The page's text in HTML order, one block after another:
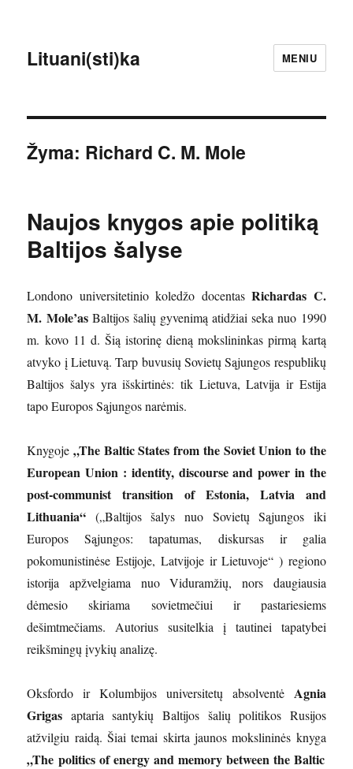
Lituani(sti)ka MENIU
Žyma: Richard C. M. Mole
Naujos knygos apie politiką
Baltijos šalyse
Londono universitetinio koledžo docentasRichardas C.
M. Mole’asBaltijos šalių gyvenimą atidžiai seka nuo 1990
m. kovo 11 d. Šią istorinę dieną mokslininkas pirmą kartą
atvyko į Lietuvą. Tarp buvusių Sovietų Sąjungos respublikų
Baltijos šalys yra išskirtinės: tik Lietuva, Latvija ir Estija
tapo Europos Sąjungos narėmis.
Knygoje„The Baltic States from the Soviet Union to the
European Union : identity, discourse and power in the
post-communist transition of Estonia, Latvia and
Lithuania“ („Baltijos šalys nuo Sovietų Sąjungos iki
Europos Sąjungos: tapatumas, diskursas ir galia
pokomunistinėse Estijoje, Latvijoje ir Lietuvoje“ ) regiono
istorija apžvelgiama nuo Viduramžių, nors daugiausia
dėmesio skiriama sovietmečiui ir pastariesiems
dešimtmečiams. Autorius susitelkia į tautinei tapatybei
reikšmingų įvykių analizę.
Oksfordo ir Kolumbijos universitetų absolventė Agnia
Grigas aptaria santykių Baltijos šalių politikos Rusijos
atžvilgiu raidą. Šiai temai skirta jaunos mokslininės knyga
„The politics of energy and memory between the Baltic